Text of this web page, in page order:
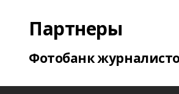
Партнеры
Фотобанк